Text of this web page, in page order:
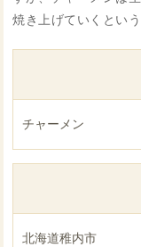
焼き上げていくとい
チャーメン
北海道稚内市